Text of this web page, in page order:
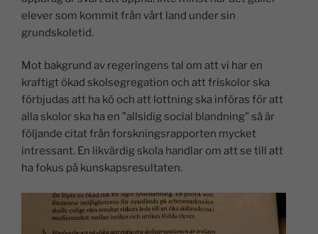
elever som kommit från vårt land under sin
grundskoletid.
Mot bakgrund av regeringens tal om att vi har en
kraftigt ökad skolsegregation och att friskolor ska
förbjudas att ha kö och att lottning ska införas för att
alla skolor ska ha en ”allsidig social blandning” så är
följande citat från forskningsrapporten mycket
intressant. En likvärdig skola handlar om att se till att
ha fokus på kunskapsresultaten.